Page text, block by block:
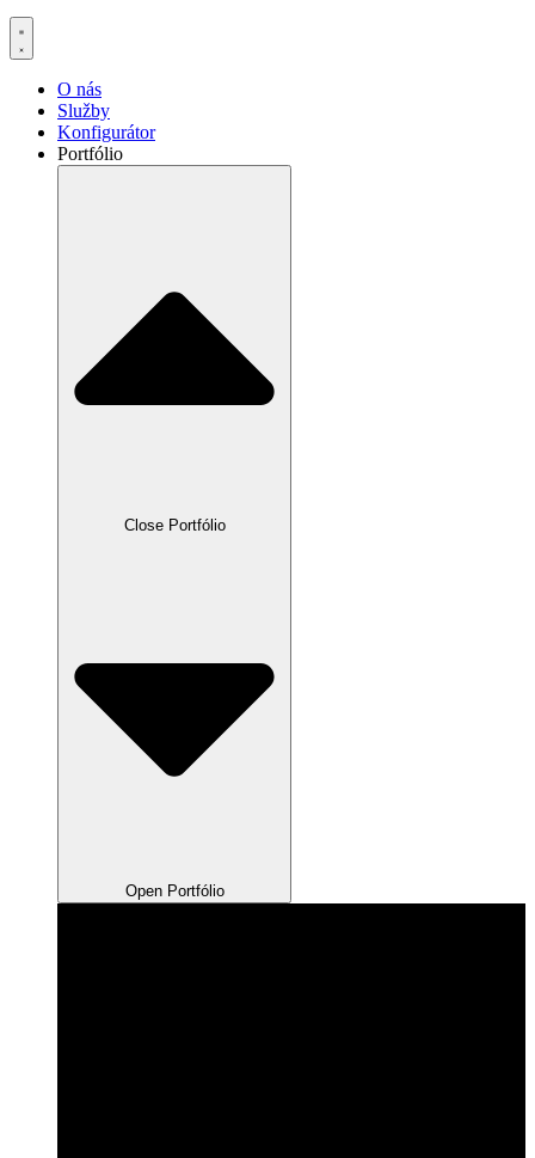
O nás
Služby
Konfigurátor
Portfólio
Close Portfólio
Open Portfólio